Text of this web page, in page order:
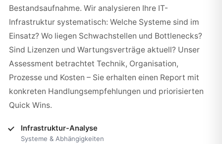
Bestandsaufnahme. Wir analysieren Ihre IT-
Infrastruktur systematisch: Welche Systeme sind im
Einsatz? Wo liegen Schwachstellen und Bottlenecks?
Sind Lizenzen und Wartungsverträge aktuell? Unser
Assessment betrachtet Technik, Organisation,
Prozesse und Kosten – Sie erhalten einen Report mit
konkreten Handlungsempfehlungen und priorisierten
Quick Wins.
Infrastruktur-Analyse
Systeme & Abhängigkeiten